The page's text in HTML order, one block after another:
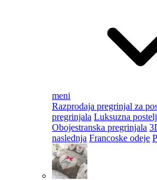
meni
Razprodaja pregrinjal za
pregrinjala Luksuzna
Obojestranska pregrinjala
naslednja Francoske odeje